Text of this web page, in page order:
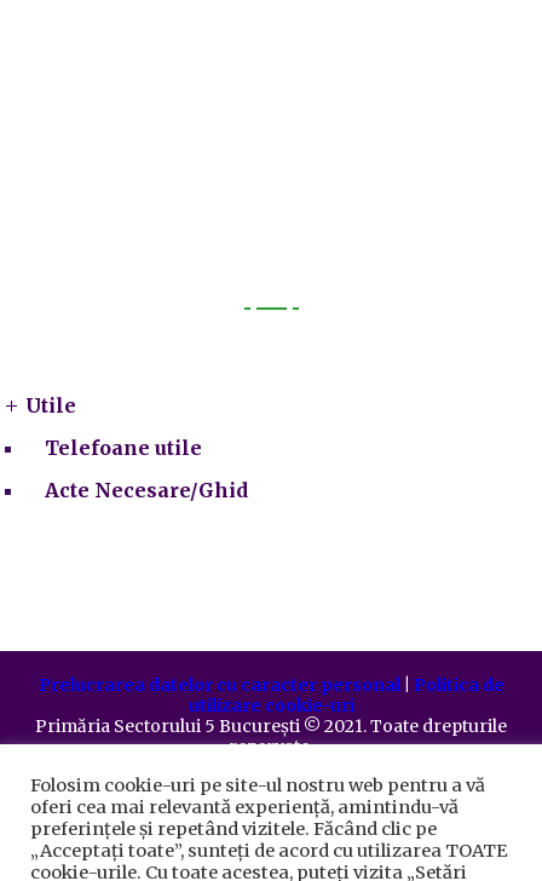
Utile
Telefoane utile
Acte Necesare/Ghid
Prelucrarea datelor cu caracter personal| Politica de
utilizare cookie-uri
Primăria Sectorului 5 București ©️ 2021. Toate drepturile
rezervate.
Folosim cookie-uri pe site-ul nostru web pentru a vă
oferi cea mai relevantă experiență, amintindu-vă
preferințele și repetând vizitele. Făcând clic pe
„Acceptați toate”, sunteți de acord cu utilizarea TOATE
cookie-urile. Cu toate acestea, puteți vizita „Setări